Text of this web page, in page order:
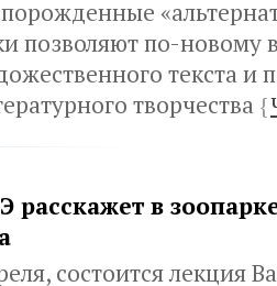
позволяют по-новому
текста и
творчества {
в
состоится лекция